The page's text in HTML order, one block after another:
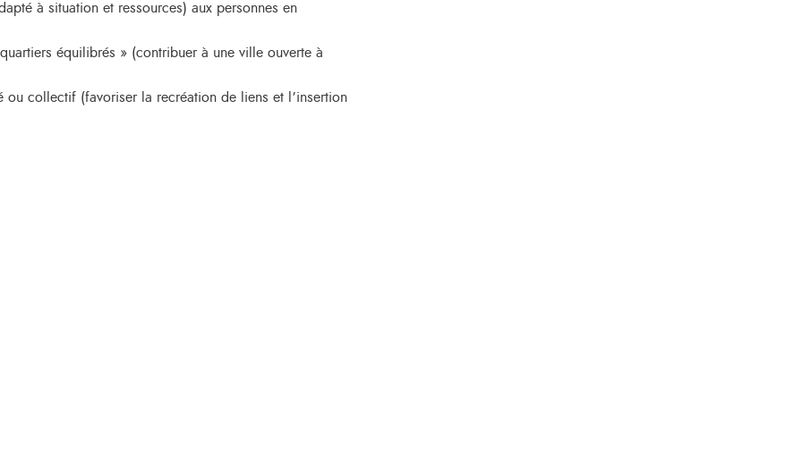
à situation et ressources) aux personnes en
équilibrés » (contribuer à une ville ouverte à
ou collectif (favoriser la recréation de liens et l’insertion